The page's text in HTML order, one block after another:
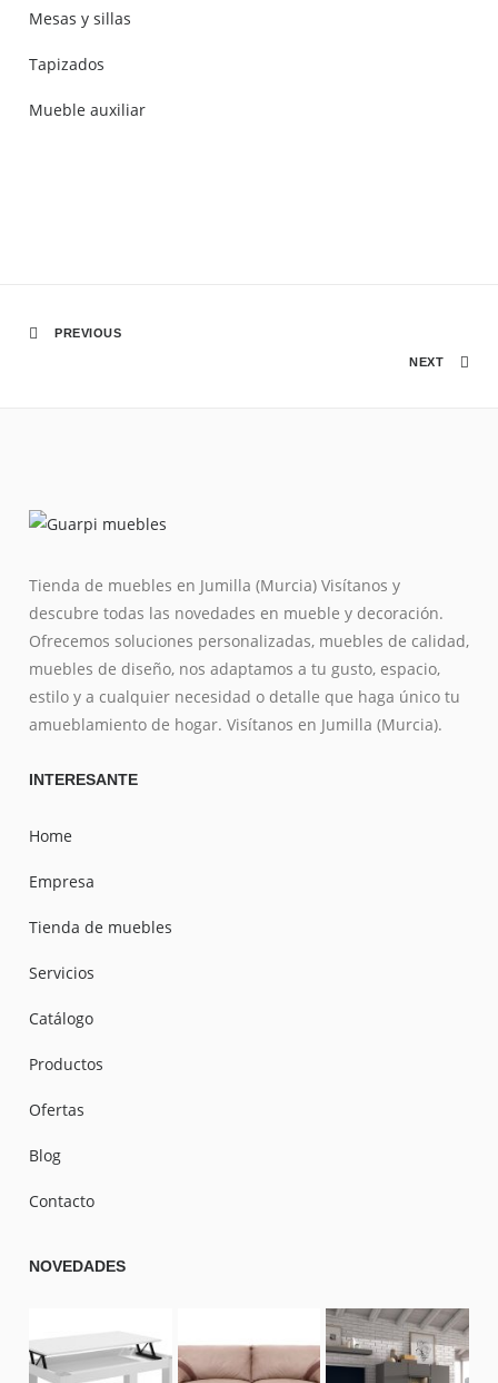
Mesas y sillas
Tapizados
Mueble auxiliar
PREVIOUS
NEXT
Tienda de muebles en Jumilla (Murcia) Visítanos y
descubre todas las novedades en mueble y decoración.
Ofrecemos soluciones personalizadas, muebles de calidad,
muebles de diseño, nos adaptamos a tu gusto, espacio,
estilo y a cualquier necesidad o detalle que haga único tu
amueblamiento de hogar. Visítanos en Jumilla (Murcia).
INTERESANTE
Home
Empresa
Tienda de muebles
Servicios
Catálogo
Productos
Ofertas
Blog
Contacto
NOVEDADES